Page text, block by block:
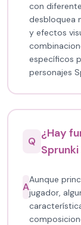
con
desbloquea
y efectos
específicos
personajes
Q
¿Hay
A
Aunque
jugador,